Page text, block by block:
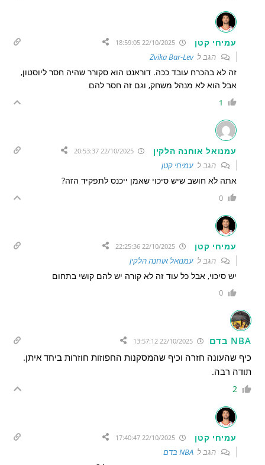
עמיחי קטן
הגב לZvika Bar-Lev
זה לא בהכרח עובד ככה. דוראנט הוא סקורר שהיה חסר ליוסטון,
אבל הוא לא מנהל משחק, וגם זה חסר להם
1
עמנואל אוחנה הלקין 22/10/2025 20:53:37
הגב לעמיחי קטן
אתה לא חושב שיש סיכוי שאמן ייכנס לתפקיד הזה?
0
עמיחי קטן
הגב לעמנואל אוחנה הלקין
יש סיכוי, אבל כל עוד זה לא קורה יש להם קושי בתחום
0
NBA בדם 22/10/2025 13:57:12
כיף שהעונה חזרה וכיף שהמסקנות החפוזות חוזרות ביחד איתן.
תודה רבה.
2
עמיחי קטן
הגב לNBA בדם